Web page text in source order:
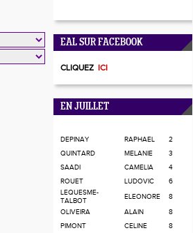
EAL SUR FACEBOOK
CLIQUEZ ICI
EN JUILLET
DEPINAY RAPHAEL
2
QUINTARD
MELANIE
3
SAADI
CAMELIA
4
ROUET
LUDOVIC
6
LEQUESME-
TALBOT
ELEONORE
8
OLIVEIRA
ALAIN
8
PIMONT
CELINE
8